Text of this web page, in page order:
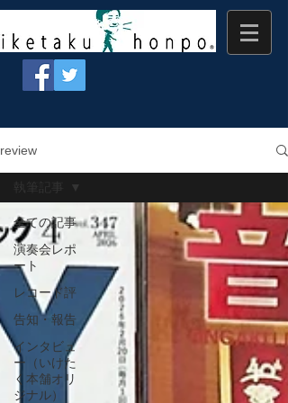
review
全ての記事
演奏会レポ
ート
レコード評
告知・報告
インタビュ
ー（いけた
く本舗オリ
ジナル）